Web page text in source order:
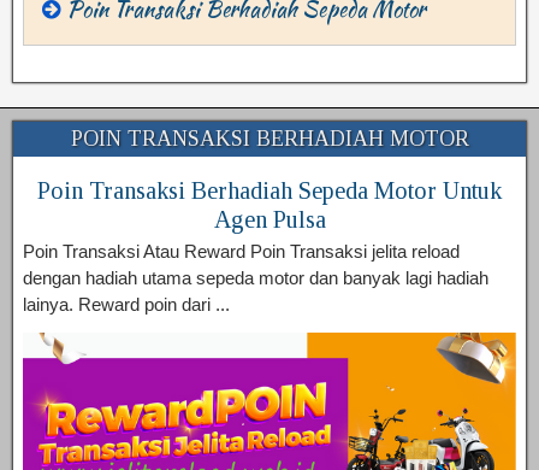
Poin Transaksi Berhadiah Sepeda Motor
POIN TRANSAKSI BERHADIAH MOTOR
Poin Transaksi Berhadiah Sepeda Motor Untuk
Agen Pulsa
Poin Transaksi Atau Reward Poin Transaksi jelita reload
dengan hadiah utama sepeda motor dan banyak lagi hadiah
lainya. Reward poin dari ...